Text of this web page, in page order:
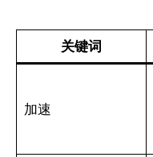
关键词
加速